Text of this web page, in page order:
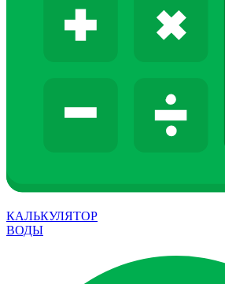
КАЛЬКУЛЯТОР
ВОДЫ